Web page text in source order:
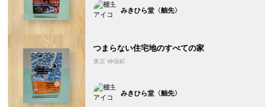
みきひら堂〈舳先〉
つまらない住宅地のすべての家
東京 神保町
みきひら堂〈舳先〉